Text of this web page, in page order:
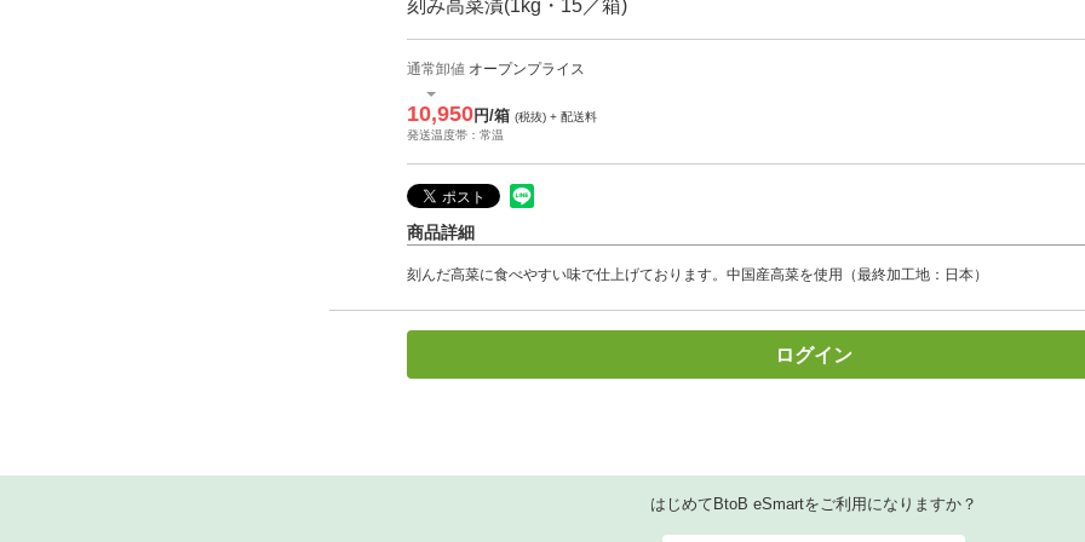
刻み高菜漬(1kg・15／箱)
通常卸値 オープンプライス
10,950円/箱 (税抜) + 配送料
発送温度帯：常温
商品詳細
刻んだ高菜に食べやすい味で仕上げております。中国産高菜を使用（最終加工地：日本）
ログイン
はじめてBtoB eSmartをご利用になりますか？